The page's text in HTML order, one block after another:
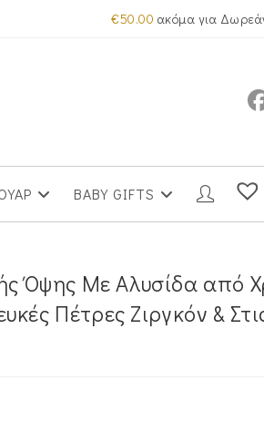
€50.00 ακόμα για
BABY GIFTS
Όψης Με Αλυσίδα από
Πέτρες Ζιργκόν &